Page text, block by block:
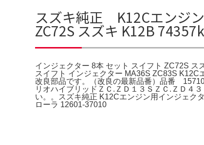
スズキ純正 K12Cエンジ
ZC72S スズキ K12B
インジェクター 8本 セット スイフト ZC72S
スイフト インジェクター MA36S ZC83S
改良部品です。（改良の最新品番）品番
リオハイブリッドＺＣ.ＺＤ１３ＳＺＣ.ＺＤ４
い。。スズキ純正 K12Cエンジン用インジェク
ローラ 12601-37010